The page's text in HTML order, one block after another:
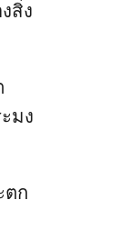
สิ่ง
มง
ตก